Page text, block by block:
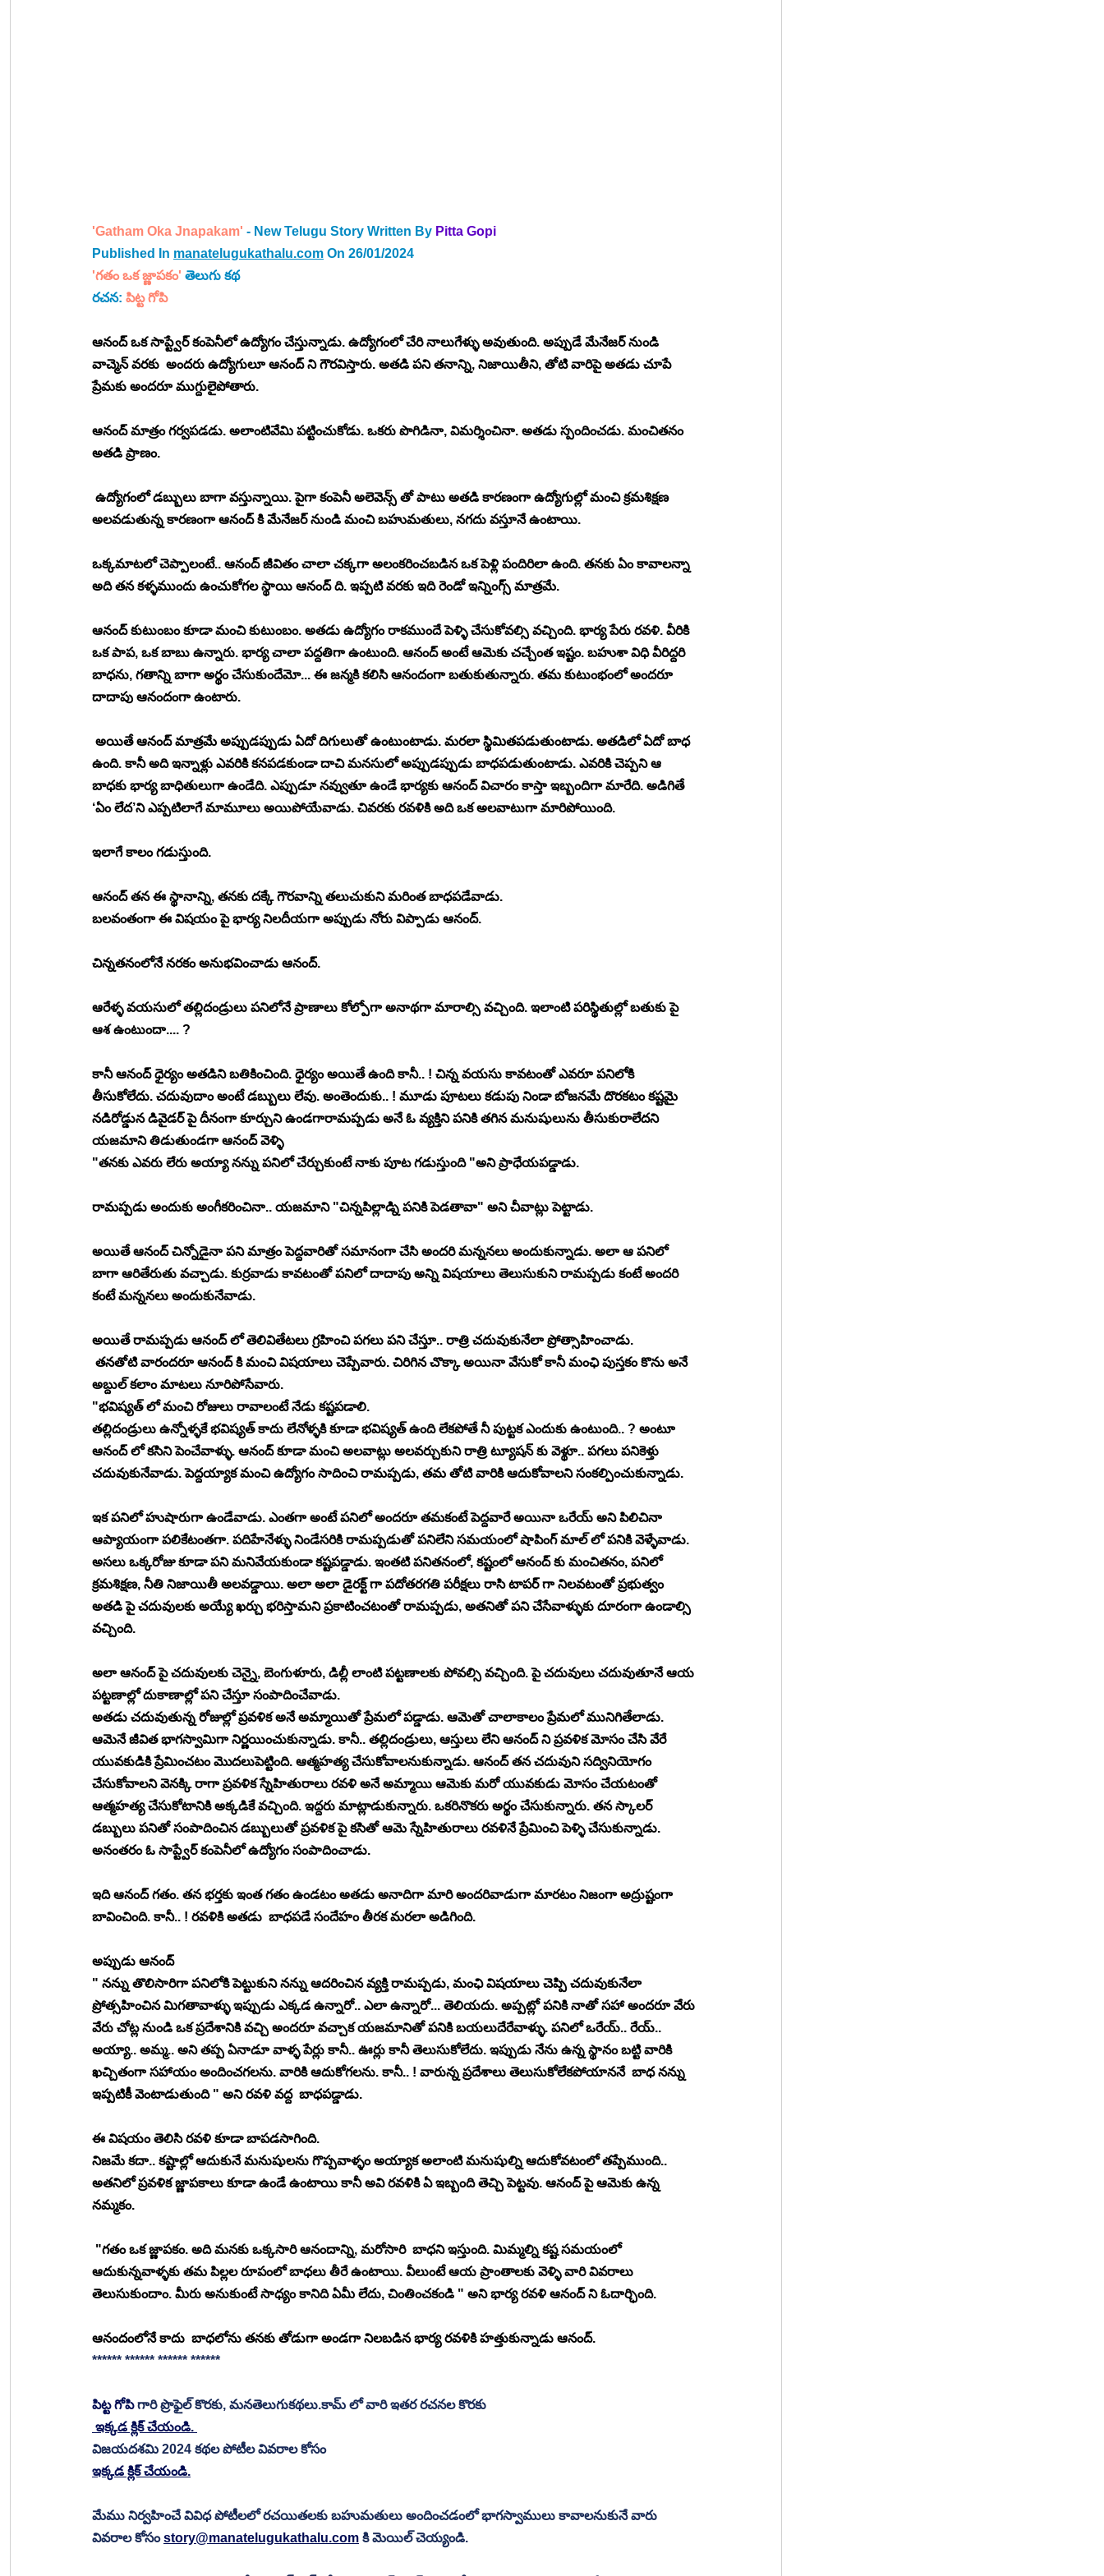
'Gatham Oka Jnapakam' - New Telugu Story Written By Pitta Gopi
Published In manatelugukathalu.com On 26/01/2024
'గతం ఒక జ్ణాపకం' తెలుగు కథ
రచన: పిట్ట గోపి
ఆనంద్ ఒక సాప్ట్వేర్ కంపెనీలో ఉద్యోగం చేస్తున్నాడు. ఉద్యోగంలో చేరి నాలుగేళ్ళు అవుతుంది. అప్పుడే మేనేజర్ నుండి
వాచ్మెన్ వరకు  అందరు ఉద్యోగులూ ఆనంద్ ని గౌరవిస్తారు. అతడి పని తనాన్ని, నిజాయితీని, తోటి వారిపై అతడు చూపే
ప్రేమకు అందరూ ముగ్దులైపోతారు.
ఆనంద్ మాత్రం గర్వపడడు. అలాంటివేమి పట్టించుకోడు. ఒకరు పొగిడినా, విమర్శించినా. అతడు స్పందించడు. మంచితనం
అతడి ప్రాణం.
ఉద్యోగంలో డబ్బులు బాగా వస్తున్నాయి. పైగా కంపెనీ అలెవెన్స్ తో పాటు అతడి కారణంగా ఉద్యోగుల్లో మంచి క్రమశిక్షణ
అలవడుతున్న కారణంగా ఆనంద్ కి మేనేజర్ నుండి మంచి బహుమతులు, నగదు వస్తూనే ఉంటాయి.
ఒక్కమాటలో చెప్పాలంటే.. ఆనంద్ జీవితం చాలా చక్కగా అలంకరించబడిన ఒక పెళ్లి పందిరిలా ఉంది. తనకు ఏం కావాలన్నా
అది తన కళ్ళముందు ఉంచుకోగల స్థాయి ఆనంద్ ది. ఇప్పటి వరకు ఇది రెండో ఇన్నింగ్స్ మాత్రమే.
ఆనంద్ కుటుంబం కూడా మంచి కుటుంబం. అతడు ఉద్యోగం రాకముందే పెళ్ళి చేసుకోవల్సి వచ్చింది. భార్య పేరు రవళి. వీరికి
ఒక పాప, ఒక బాబు ఉన్నారు. భార్య చాలా పద్దతిగా ఉంటుంది. ఆనంద్ అంటే ఆమెకు చచ్చేంత ఇష్టం. బహుశా విధి వీరిద్దరి
బాధను, గతాన్ని బాగా అర్థం చేసుకుందేమో... ఈ జన్మకి కలిసి ఆనందంగా బతుకుతున్నారు. తమ కుటుంభంలో అందరూ
దాదాపు ఆనందంగా ఉంటారు.
అయితే ఆనంద్ మాత్రమే అప్పుడప్పుడు ఏదో దిగులుతో ఉంటుంటాడు. మరలా స్థిమితపడుతుంటాడు. అతడిలో ఏదో బాధ
ఉంది. కానీ అది ఇన్నాళ్లు ఎవరికి కనపడకుండా దాచి మనసులో అప్పుడప్పుడు బాధపడుతుంటాడు. ఎవరికి చెప్పని ఆ
బాధకు భార్య బాధితులుగా ఉండేది. ఎప్పుడూ నవ్వుతూ ఉండే భార్యకు ఆనంద్ విచారం కాస్తా ఇబ్బందిగా మారేది. అడిగితే
‘ఏం లేద’ని ఎప్పటిలాగే మామూలు అయిపోయేవాడు. చివరకు రవళికి అది ఒక అలవాటుగా మారిపోయింది.
ఇలాగే కాలం గడుస్తుంది.
ఆనంద్ తన ఈ స్థానాన్ని, తనకు దక్కే గౌరవాన్ని తలుచుకుని మరింత బాధపడేవాడు.
బలవంతంగా ఈ విషయం పై భార్య నిలదీయగా అప్పుడు నోరు విప్పాడు ఆనంద్.
చిన్నతనంలోనే నరకం అనుభవించాడు ఆనంద్.
ఆరేళ్ళ వయసులో తల్లిదండ్రులు పనిలోనే ప్రాణాలు కోల్పోగా అనాథగా మారాల్సి వచ్చింది. ఇలాంటి పరిస్థితుల్లో బతుకు పై
ఆశ ఉంటుందా.... ?
కానీ ఆనంద్ ధైర్యం అతడిని బతికించింది. ధైర్యం అయితే ఉంది కానీ.. ! చిన్న వయసు కావటంతో ఎవరూ పనిలోకి
తీసుకోలేదు. చదువుదాం అంటే డబ్బులు లేవు. అంతెందుకు.. ! మూడు పూటలు కడుపు నిండా బోజనమే దొరకటం కష్టమై
నడిరోడ్డున డివైడర్ పై దీనంగా కూర్చుని ఉండగారామప్పడు అనే ఓ వ్యక్తిని పనికి తగిన మనుషులును తీసుకురాలేదని
యజమాని తిడుతుండగా ఆనంద్ వెళ్ళి
"తనకు ఎవరు లేరు అయ్యా నన్ను పనిలో చేర్చుకుంటే నాకు పూట గడుస్తుంది "అని ప్రాధేయపడ్డాడు.
రామప్పడు అందుకు అంగీకరించినా.. యజమాని "చిన్నపిల్లాడ్ని పనికి పెడతావా" అని చీవాట్లు పెట్టాడు.
అయితే ఆనంద్ చిన్నోడైనా పని మాత్రం పెద్దవారితో సమానంగా చేసి అందరి మన్ననలు అందుకున్నాడు. అలా ఆ పనిలో
బాగా ఆరితేరుతు వచ్చాడు. కుర్రవాడు కావటంతో పనిలో దాదాపు అన్ని విషయాలు తెలుసుకుని రామప్పడు కంటే అందరి
కంటే మన్ననలు అందుకునేవాడు.
అయితే రామప్పడు ఆనంద్ లో తెలివితేటలు గ్రహించి పగలు పని చేస్తూ.. రాత్రి చదువుకునేలా ప్రోత్సాహించాడు.
తనతోటి వారందరూ ఆనంద్ కి మంచి విషయాలు చెప్పేవారు. చిరిగిన చొక్కా అయినా వేసుకో కానీ మంఛి పుస్తకం కొను అనే
అబ్దుల్ కలాం మాటలు నూరిపోసేవారు.
"భవిష్యత్ లో మంచి రోజులు రావాలంటే నేడు కష్టపడాలి.
తల్లిదండ్రులు ఉన్నోళ్ళకే భవిష్యత్ కాదు లేనోళ్ళకి కూడా భవిష్యత్ ఉంది లేకపోతే నీ పుట్టక ఎందుకు ఉంటుంది.. ? అంటూ
ఆనంద్ లో కసిని పెంచేవాళ్ళు. ఆనంద్ కూడా మంచి అలవాట్లు అలవర్చుకుని రాత్రి ట్యూషన్ కు వెళ్థూ.. పగలు పనికెళ్తు
చదువుకునేవాడు. పెద్దయ్యాక మంచి ఉద్యోగం సాదించి రామప్పడు, తమ తోటి వారికి ఆదుకోవాలని సంకల్పించుకున్నాడు.
ఇక పనిలో హుషారుగా ఉండేవాడు. ఎంతగా అంటే పనిలో అందరూ తమకంటే పెద్దవారే అయినా ఒరేయ్ అని పిలిచినా
ఆప్యాయంగా పలికేటంతగా. పదిహేనేళ్ళు నిండేసరికి రామప్పడుతో పనిలేని సమయంలో షాపింగ్ మాల్ లో పనికి వెళ్ళేవాడు.
అసలు ఒక్కరోజు కూడా పని మనివేయకుండా కష్టపడ్డాడు. ఇంతటి పనితనంలో, కష్టంలో ఆనంద్ కు మంచితనం, పనిలో
క్రమశిక్షణ, నీతి నిజాయితీ అలవడ్డాయి. అలా అలా డైరక్ట్ గా పదోతరగతి పరీక్షలు రాసి టాపర్ గా నిలవటంతో ప్రభుత్వం
అతడి పై చదువులకు అయ్యే ఖర్చు భరిస్తామని ప్రకాటించటంతో రామప్పడు, అతనితో పని చేసేవాళ్ళుకు దూరంగా ఉండాల్సి
వచ్చింది.
అలా ఆనంద్ పై చదువులకు చెన్నై, బెంగుళూరు, డిల్లీ లాంటి పట్టణాలకు పోవల్సి వచ్చింది. పై చదువులు చదువుతూనే ఆయ
పట్టణాల్లో దుకాణాల్లో పని చేస్తూ సంపాదించేవాడు.
అతడు చదువుతున్న రోజుల్లో ప్రవళిక అనే అమ్మాయితో ప్రేమలో పడ్డాడు. ఆమెతో చాలాకాలం ప్రేమలో మునిగితేలాడు.
ఆమెనే జీవిత భాగస్వామిగా నిర్ణయించుకున్నాడు. కానీ.. తల్లిదండ్రులు, ఆస్తులు లేని ఆనంద్ ని ప్రవళిక మోసం చేసి వేరే
యువకుడికి ప్రేమించటం మొదలుపెట్టింది. ఆత్మహత్య చేసుకోవాలనుకున్నాడు. ఆనంద్ తన చదువుని సద్వినియోగం
చేసుకోవాలని వెనక్కి రాగా ప్రవళిక స్నేహితురాలు రవళి అనే అమ్మాయి ఆమెకు మరో యువకుడు మోసం చేయటంతో
ఆత్మహత్య చేసుకోటానికి అక్కడికే వచ్చింది. ఇద్దరు మాట్లాడుకున్నారు. ఒకరినొకరు అర్థం చేసుకున్నారు. తన స్కాలర్
డబ్బులు పనితో సంపాదించిన డబ్బులుతో ప్రవళిక పై కసితో ఆమె స్నేహితురాలు రవళినే ప్రేమించి పెళ్ళి చేసుకున్నాడు.
అనంతరం ఓ సాప్ట్వేర్ కంపెనీలో ఉద్యోగం సంపాదించాడు.
ఇది ఆనంద్ గతం. తన భర్తకు ఇంత గతం ఉండటం అతడు అనాదిగా మారి అందరివాడుగా మారటం నిజంగా అద్రుష్టంగా
బావించింది. కానీ.. ! రవళికి అతడు  బాధపడే సందేహం తీరక మరలా అడిగింది.
అప్పుడు ఆనంద్
" నన్ను తొలిసారిగా పనిలోకి పెట్టుకుని నన్ను ఆదరించిన వ్యక్తి రామప్పడు, మంఛి విషయాలు చెప్పి చదువుకునేలా
ప్రోత్సహించిన మిగతావాళ్ళు ఇప్పుడు ఎక్కడ ఉన్నారో.. ఎలా ఉన్నారో... తెలియదు. అప్పట్లో పనికి నాతో సహా అందరూ వేరు
వేరు చోట్ల నుండి ఒక ప్రదేశానికి వచ్చి అందరూ వచ్చాక యజమానితో పనికి బయలుదేరేవాళ్ళు. పనిలో ఒరేయ్.. రేయ్..
అయ్యా.. అమ్మ.. అని తప్ప ఏనాడూ వాళ్ళ పేర్లు కానీ.. ఊర్లు కానీ తెలుసుకోలేదు. ఇప్పుడు నేను ఉన్న స్థానం బట్టి వారికి
ఖచ్చితంగా సహాయం అందించగలను. వారికి ఆదుకోగలను. కానీ.. ! వారున్న ప్రదేశాలు తెలుసుకోలేకపోయాననే  బాధ నన్ను
ఇప్పటికీ వెంటాడుతుంది " అని రవళి వద్ద  బాధపడ్డాడు.
ఈ విషయం తెలిసి రవళి కూడా బాపడసాగింది.
నిజమే కదా.. కష్టాల్లో ఆదుకునే మనుషులను గొప్పవాళ్ళం అయ్యాక అలాంటి మనుషుల్ని ఆదుకోవటంలో తప్పేముంది..
అతనిలో ప్రవళిక జ్ణాపకాలు కూడా ఉండే ఉంటాయి కానీ అవి రవళికి ఏ ఇబ్బంది తెచ్చి పెట్టవు. ఆనంద్ పై ఆమెకు ఉన్న
నమ్మకం.
"గతం ఒక జ్ణాపకం. అది మనకు ఒక్కసారి ఆనందాన్ని, మరోసారి  బాధని ఇస్తుంది. మిమ్మల్ని కష్ట సమయంలో
ఆదుకున్నవాళ్ళకు తమ పిల్లల రూపంలో బాధలు తీరే ఉంటాయి. వీలుంటే ఆయ ప్రాంతాలకు వెళ్ళి వారి వివరాలు
తెలుసుకుందాం. మీరు అనుకుంటే సాధ్యం కానిది ఏమీ లేదు, చింతించకండి " అని భార్య రవళి ఆనంద్ ని ఓదార్ఛింది.
ఆనందంలోనే కాదు  బాధలోను తనకు తోడుగా అండగా నిలబడిన భార్య రవళికి హత్తుకున్నాడు ఆనంద్.
****** ****** ****** ******
పిట్ట గోపి గారి ప్రొఫైల్ కొరకు, మనతెలుగుకథలు.కామ్ లో వారి ఇతర రచనల కొరకు
ఇక్కడ క్లిక్ చేయండి.
విజయదశమి 2024 కథల పోటీల వివరాల కోసం
ఇక్కడ క్లిక్ చేయండి.
మేము నిర్వహించే వివిధ పోటీలలో రచయితలకు బహుమతులు అందించడంలో భాగస్వాములు కావాలనుకునే వారు
వివరాల కోసం story@manatelugukathalu.com కి మెయిల్ చెయ్యండి.